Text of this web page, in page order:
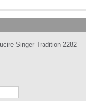
Singer Tradition 2282